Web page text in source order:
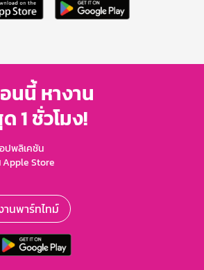
นนี้ หางาน
1 ชั่วโมง!
ปพลิเคชัน
Apple Store
านพาร์ทไทม์